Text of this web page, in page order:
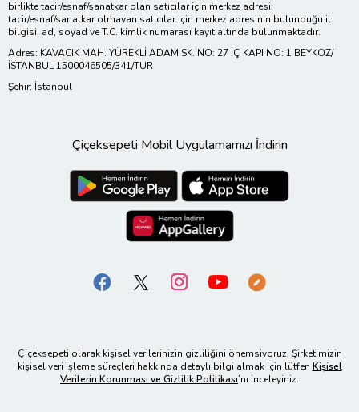
birlikte tacir/esnaf/sanatkar olan satıcılar için merkez adresi;
tacir/esnaf/sanatkar olmayan satıcılar için merkez adresinin bulunduğu il
bilgisi, ad, soyad ve T.C. kimlik numarası kayıt altında bulunmaktadır.
Adres: KAVACIK MAH. YÜREKLİ ADAM SK. NO: 27 İÇ KAPI NO: 1 BEYKOZ/
İSTANBUL 1500046505/341/TUR
Şehir: İstanbul
Çiçeksepeti Mobil Uygulamamızı İndirin
Çiçeksepeti olarak kişisel verilerinizin gizliliğini önemsiyoruz. Şirketimizin
kişisel veri işleme süreçleri hakkında detaylı bilgi almak için lütfen Kişisel
Verilerin Korunması ve Gizlilik Politikası’nı inceleyiniz.